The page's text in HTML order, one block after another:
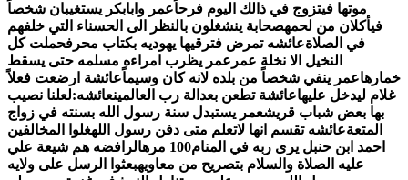
موتها فيتزوج في ذالك اليوم فرحاًعمر وابابكر يستغيبان شخصاً
فيأكلان من لحمهصحابة ينشغلون بالنظر الى الحسناء التي خلفهم
في الصلاةعائشه تمرض فترقيها يهوديه بكتاب محرفحملت كل
النخيل الا نخلة عمر عمر يظرب امراءه مسلمه حتى يسقط
خمارهاعمر ينفي شخصاً من بلده لانه كان وسيماًعائشة ارضعت فعلاً
غلام ليدخل عليهاعائشة تطعن بعدالة رب العالمينعائشه:لعلنا نصيب
بها بعض شباب قريشعمر يستبدل سنة رسول الله بسنته في زواج
المتعةعائشه تقسم انها لاتعلم متى دفن رسول اللهغلوا المخالفين
احمد ابن حنبل يرى ربه في المنام100 مره
الرافضه هم شيعة علي
عليه الصلاة والسلام بتصريح من معاويهبعثوا الرسل على ولايه